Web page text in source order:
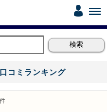
コミランキング